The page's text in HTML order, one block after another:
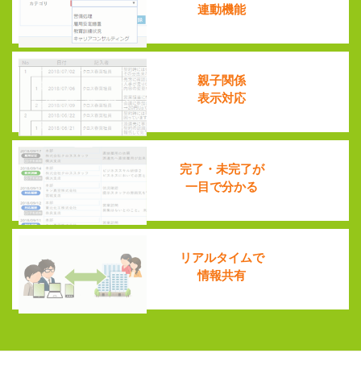
連動機能
親子関係
表示対応
完了・未完了が
一目で分かる
リアルタイムで
情報共有